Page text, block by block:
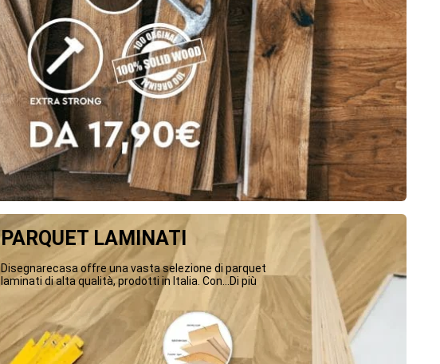
PARQUET LAMINATI
Disegnarecasa offre una vasta selezione di parquet
laminati di alta qualità, prodotti in Italia. Con...Di più